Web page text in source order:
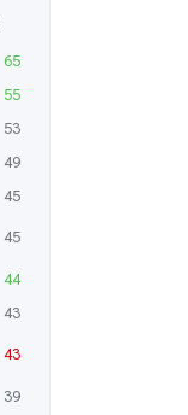
65
55
53
49
45
45
44
43
43
39